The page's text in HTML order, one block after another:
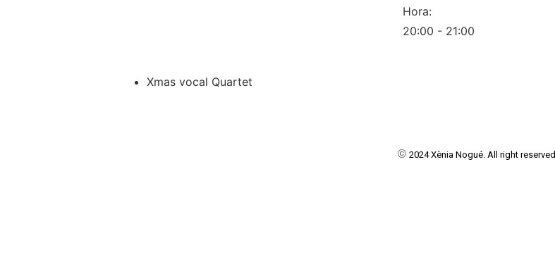
Hora:
20:00 - 21:00
Xmas vocal Quartet
© 2024 Xènia Nogué. All right reserved